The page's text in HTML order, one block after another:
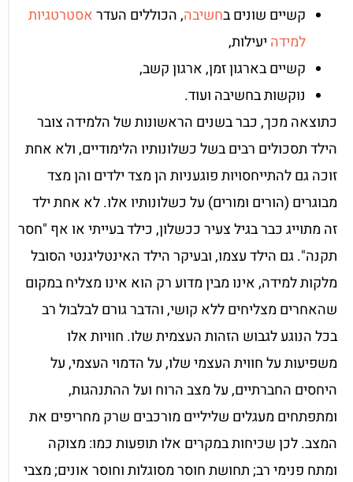
קשיים שונים בחשיבה, הכוללים העדראסטרטגיות
למידה יעילות,
קשיים בארגון זמן, ארגון קשב,
נוקשות בחשיבה ועוד.
כתוצאה מכך, כבר בשנים הראשונות של הלמידה צובר
הילד תסכולים רבים בשל כשלונותיו הלימודיים, ולא אחת
זוכה גם להתייחסויות פוגעניות הן מצד ילדים והן מצד
מבוגרים (הורים ומורים) על כשלונותיו אלו. לא אחת ילד
זה מתוייג כבר בגיל צעיר ככשלון, כילד בעייתי או אף "חסר
תקנה". גם הילד עצמו, ובעיקר הילד האינטליגנטי הסובל
מלקות למידה, אינו מבין מדוע רק הוא אינו מצליח במקום
שהאחרים מצליחים ללא קושי, והדבר גורם לבלבול רב
בכל הנוגע לגבוש הזהות העצמית שלו. חוויות אלו
משפיעות על חווית העצמי שלו, על הדמוי העצמי, על
היחסים החברתיים, על מצב הרוח ועל ההתנהגות,
ומתפתחים מעגלים שליליים מורכבים שרק מחריפים את
המצב. לכן שכיחות במקרים אלו תופעות כמו: מצוקה
ומתח פנימי רב; תחושת חוסר מסוגלות וחוסר אונים; מצבי